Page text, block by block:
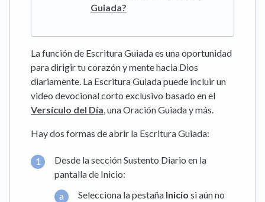
Guiada?
La función de Escritura Guiada es una oportunidad
para dirigir tu corazón y mente hacia Dios
diariamente. La Escritura Guiada puede incluir un
video devocional corto exclusivo basado en el
Versículo del Día, una Oración Guiada y más.
Hay dos formas de abrir la Escritura Guiada:
Desde la sección Sustento Diario en la
pantalla de Inicio:
Selecciona la pestaña Inicio si aún no